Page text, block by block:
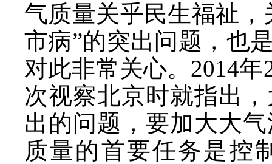
气质量关乎民生福祉
市病”的突出问题，也
对此非常关心。2014
次视察北京时就指出
出的问题，要加大大
质量的首要任务是控